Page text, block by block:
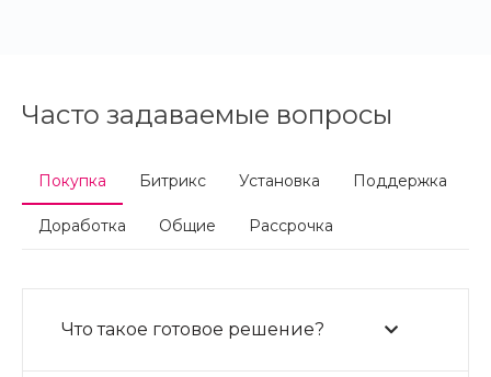
Часто задаваемые вопросы
Покупка Битрикс Установка Поддержка
Доработка Общие Рассрочка
Что такое готовое решение?